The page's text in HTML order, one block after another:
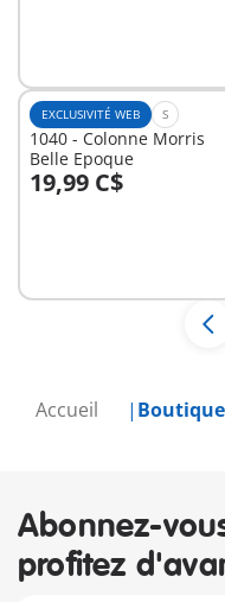
Accueil Boutique
EXCLUSIVITÉ WEB S
1040 - Colonne Morris
Belle Epoque
19,99 C$
Au panier
Abonnez-
profitez